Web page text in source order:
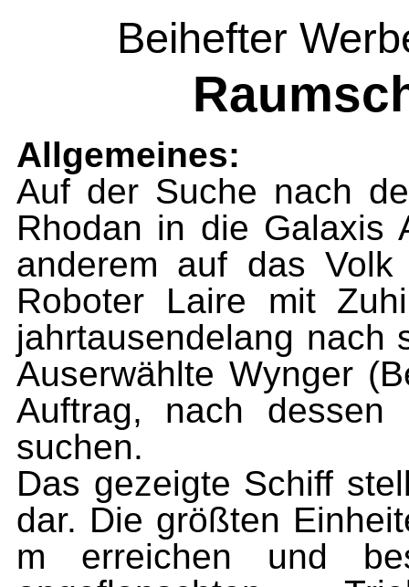
Beihefter
Allgemeines:
Auf der Suche nach
Rhodan in die Galaxis
anderem auf das
Roboter Laire mit
jahrtausendelang nach
Auserwählte Wynger
Auf­trag, nach
suchen.
Das gezeigte Schiff
dar. Die größten
m erreichen und